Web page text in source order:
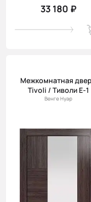
33 180 ₽
Межкомнатная
Tivoli / Тиволи Е-1
Венге Нуар